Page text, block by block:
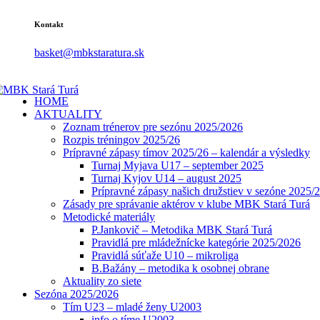
Kontakt
basket@mbkstaratura.sk
HOME
AKTUALITY
Zoznam trénerov pre sezónu 2025/2026
Rozpis tréningov 2025/26
Prípravné zápasy tímov 2025/26 – kalendár a výsledky
Turnaj Myjava U17 – september 2025
Turnaj Kyjov U14 – august 2025
Prípravné zápasy našich družstiev v sezóne 2025/
Zásady pre správanie aktérov v klube MBK Stará Turá
Metodické materiály
P.Jankovič – Metodika MBK Stará Turá
Pravidlá pre mládežnícke kategórie 2025/2026
Pravidlá súťaže U10 – mikroliga
B.Bažány – metodika k osobnej obrane
Aktuality zo siete
Sezóna 2025/2026
Tím U23 – mladé ženy U2003